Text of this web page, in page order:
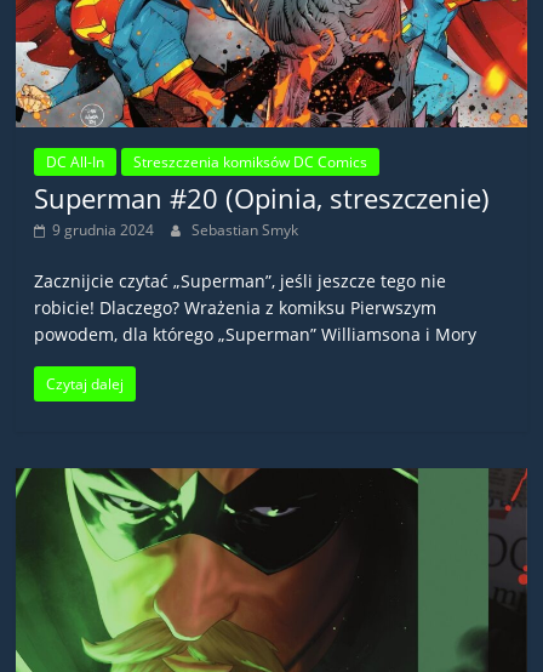
DC All-In Streszczenia komiksów DC Comics
Superman #20 (Opinia, streszczenie)
9 grudnia 2024 Sebastian Smyk
Zacznijcie czytać „Superman”, jeśli jeszcze tego nie
robicie! Dlaczego? Wrażenia z komiksu Pierwszym
powodem, dla którego „Superman” Williamsona i Mory
Czytaj dalej